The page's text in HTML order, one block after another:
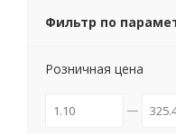
Фильтр по
Розничная цена